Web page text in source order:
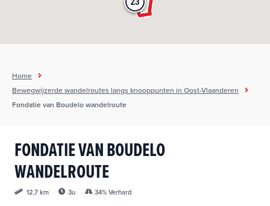
u
FONDATIE VAN BOUDELO
WANDELROUTE
12,7 km 3u 34% Verhard
23
23
Home
Bewegwijzerde wandelroutes langs knooppunten in Oost-Vlaanderen
Fondatie van Boudelo wandelroute